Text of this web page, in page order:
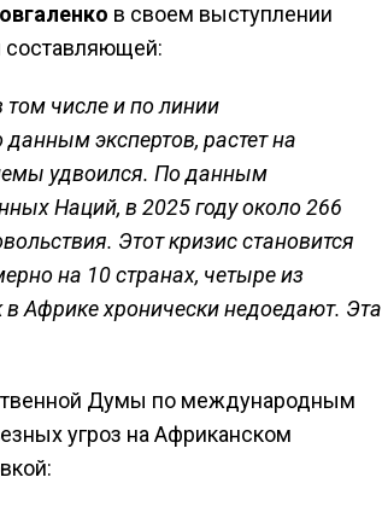
в своем выступлении
составляющей:
числе и по линии
экспертов, растет на
удвоился. По данным
Наций, в 2025 году около 266
Этот кризис становится
на 10 странах, четыре из
Африке хронически недоедают. Эта
Думы по международным
угроз на Африканском